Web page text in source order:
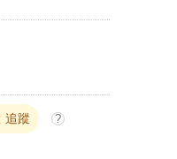
追蹤 ?